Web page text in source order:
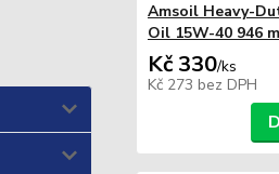
Amsoil Heavy-
Oil 15W-40 946
Kč 330/ks
Kč 273 bez DPH